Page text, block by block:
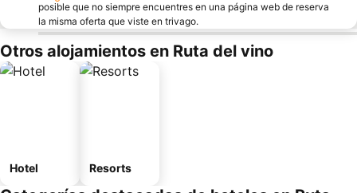
posible que no siempre encuentres en una página web de reserva
la misma oferta que viste en trivago.
Otros alojamientos en Ruta del vino
Hotel Resorts